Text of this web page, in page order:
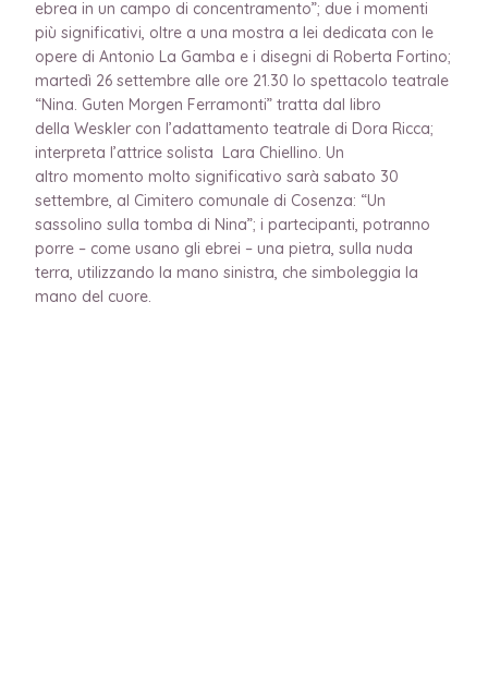
ebrea in un campo di concentramento”; due i momenti
più significativi, oltre a una mostra a lei dedicata con le
opere di Antonio La Gamba e i disegni di Roberta Fortino;
martedì 26 settembre alle ore 21.30 lo spettacolo teatrale
“Nina. Guten Morgen Ferramonti” tratta dal libro
della Weskler con l’adattamento teatrale di Dora Ricca;
interpreta l’attrice solista Lara Chiellino. Un
altro momento molto significativo sarà sabato 30
settembre, al Cimitero comunale di Cosenza: “Un
sassolino sulla tomba di Nina”; i partecipanti, potranno
porre – come usano gli ebrei – una pietra, sulla nuda
terra, utilizzando la mano sinistra, che simboleggia la
mano del cuore.